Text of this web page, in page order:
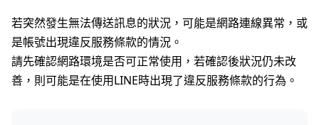
若突然發生無法傳送訊息的狀況，可能是網路連線異常，或
是帳號出現違反服務條款的情況。
請先確認網路環境是否可正常使用，若確認後狀況仍未改
善，則可能是在使用LINE時出現了違反服務條款的行為。